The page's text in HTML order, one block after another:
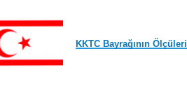
KKTC Bayrağının Ölçüleri